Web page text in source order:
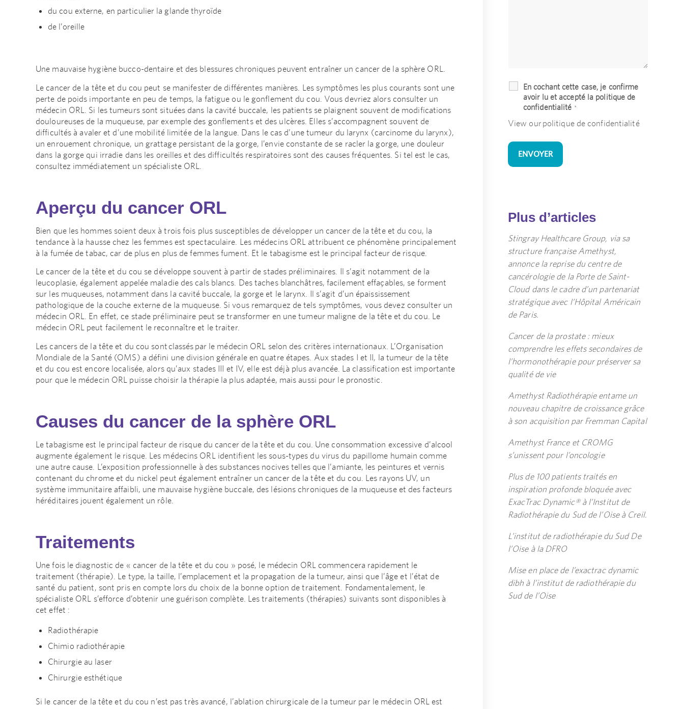
du cou externe, en particulier la glande thyroïde
de l’oreille
Une mauvaise hygiène bucco-dentaire et des blessures chroniques peuvent entraîner un cancer de la sphère ORL.
Le cancer de la tête et du cou peut se manifester de différentes manières. Les symptômes les plus courants sont une
perte de poids importante en peu de temps, la fatigue ou le gonflement du cou. Vous devriez alors consulter un
médecin ORL. Si les tumeurs sont situées dans la cavité buccale, les patients se plaignent souvent de modifications
douloureuses de la muqueuse, par exemple des gonflements et des ulcères. Elles s’accompagnent souvent de
difficultés à avaler et d’une mobilité limitée de la langue. Dans le cas d’une tumeur du larynx (carcinome du larynx),
un enrouement chronique, un grattage persistant de la gorge, l’envie constante de se racler la gorge, une douleur
dans la gorge qui irradie dans les oreilles et des difficultés respiratoires sont des causes fréquentes. Si tel est le cas,
consultez immédiatement un spécialiste ORL.
Aperçu du cancer ORL
Bien que les hommes soient deux à trois fois plus susceptibles de développer un cancer de la tête et du cou, la
tendance à la hausse chez les femmes est spectaculaire. Les médecins ORL attribuent ce phénomène principalement
à la fumée de tabac, car de plus en plus de femmes fument. Et le tabagisme est le principal facteur de risque.
Le cancer de la tête et du cou se développe souvent à partir de stades préliminaires. Il s’agit notamment de la
leucoplasie, également appelée maladie des cals blancs. Des taches blanchâtres, facilement effaçables, se forment
sur les muqueuses, notamment dans la cavité buccale, la gorge et le larynx. Il s’agit d’un épaississement
pathologique de la couche externe de la muqueuse. Si vous remarquez de tels symptômes, vous devez consulter un
médecin ORL. En effet, ce stade préliminaire peut se transformer en une tumeur maligne de la tête et du cou. Le
médecin ORL peut facilement le reconnaître et le traiter.
Les cancers de la tête et du cou sont classés par le médecin ORL selon des critères internationaux. L’Organisation
Mondiale de la Santé (OMS) a défini une division générale en quatre étapes. Aux stades I et II, la tumeur de la tête
et du cou est encore localisée, alors qu’aux stades III et IV, elle est déjà plus avancée. La classification est importante
pour que le médecin ORL puisse choisir la thérapie la plus adaptée, mais aussi pour le pronostic.
Causes du cancer de la sphère ORL
Le tabagisme est le principal facteur de risque du cancer de la tête et du cou. Une consommation excessive d’alcool
augmente également le risque. Les médecins ORL identifient les sous-types du virus du papillome humain comme
une autre cause. L’exposition professionnelle à des substances nocives telles que l’amiante, les peintures et vernis
contenant du chrome et du nickel peut également entraîner un cancer de la tête et du cou. Les rayons UV, un
système immunitaire affaibli, une mauvaise hygiène buccale, des lésions chroniques de la muqueuse et des facteurs
héréditaires jouent également un rôle.
Traitements
Une fois le diagnostic de « cancer de la tête et du cou » posé, le médecin ORL commencera rapidement le
traitement (thérapie). Le type, la taille, l’emplacement et la propagation de la tumeur, ainsi que l’âge et l’état de
santé du patient, sont pris en compte lors du choix de la bonne option de traitement. Fondamentalement, le
spécialiste ORL s’efforce d’obtenir une guérison complète. Les traitements (thérapies) suivants sont disponibles à
cet effet :
Radiothérapie
Chimio radiothérapie
Chirurgie au laser
Chirurgie esthétique
Si le cancer de la tête et du cou n’est pas très avancé, l’ablation chirurgicale de la tumeur par le médecin ORL est
En cochant cette case, je confirme
avoir lu et accepté la politique de
confidentialité *
View our politique de confidentialité
Plus d’articles
Stingray Healthcare Group, via sa
structure française Amethyst,
annonce la reprise du centre de
cancérologie de la Porte de Saint-
Cloud dans le cadre d’un partenariat
stratégique avec l’Hôpital Américain
de Paris.
Cancer de la prostate : mieux
comprendre les effets secondaires de
l’hormonothérapie pour préserver sa
qualité de vie
Amethyst Radiothérapie entame un
nouveau chapitre de croissance grâce
à son acquisition par Fremman Capital
Amethyst France et CROMG
s’unissent pour l’oncologie
Plus de 100 patients traités en
inspiration profonde bloquée avec
ExacTrac Dynamic® à l’Institut de
Radiothérapie du Sud de l’Oise à Creil.
L’institut de radiothérapie du Sud De
l’Oise à la DFRO
Mise en place de l’exactrac dynamic
dibh à l’institut de radiothérapie du
Sud de l’Oise